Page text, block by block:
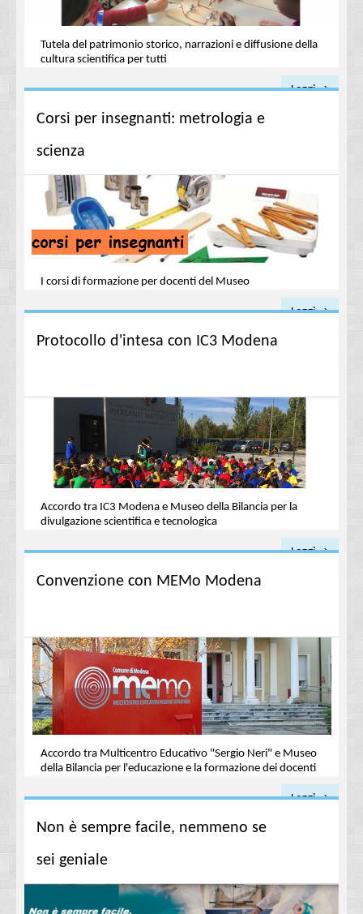
Tutela del patrimonio storico, narrazioni e diffusione della
cultura scientifica per tutti
Leggi →
Corsi per insegnanti: metrologia e
scienza
I corsi di formazione per docenti del Museo
Leggi →
Protocollo d'intesa con IC3 Modena
Accordo tra IC3 Modena e Museo della Bilancia per la
divulgazione scientifica e tecnologica
Leggi →
Convenzione con MEMo Modena
Accordo tra Multicentro Educativo "Sergio Neri" e Museo
della Bilancia per l'educazione e la formazione dei docenti
Leggi →
Non è sempre facile, nemmeno se
sei geniale